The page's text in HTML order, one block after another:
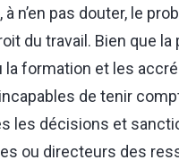
n’en pas douter, le
du travail. Bien que
la formation et les
de tenir
les décisions et
ou directeurs des